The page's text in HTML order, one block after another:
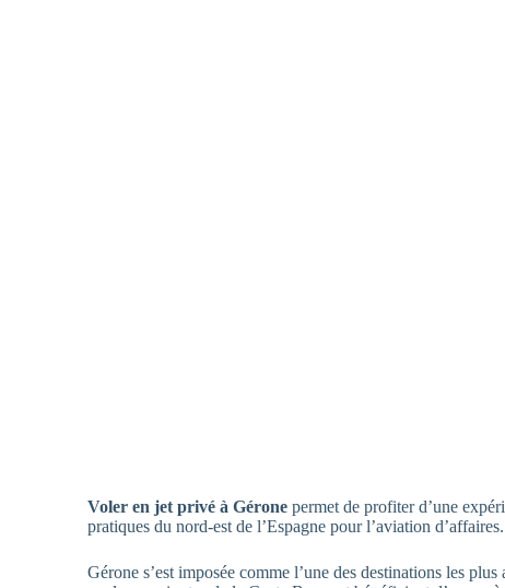
Voler en jet privé à Gérone permet de profiter d’une
pratiques du nord-est de l’Espagne pour l’aviation d’affaires.
Gérone s’est imposée comme l’une des destinations les